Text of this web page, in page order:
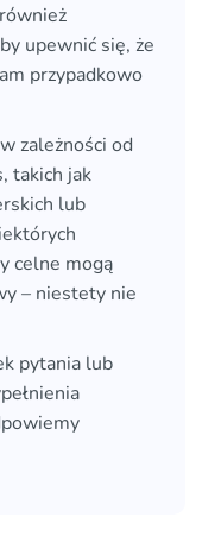
upewnić się, że
przypadkowo
zależności od
takich jak
lub
celne mogą
– niestety nie
pytania lub